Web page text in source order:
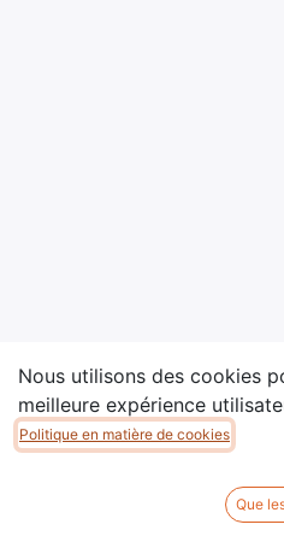
- Le #1
Nous utilisons des cookies
meilleure expérience
Politique en matière de cookies
Que